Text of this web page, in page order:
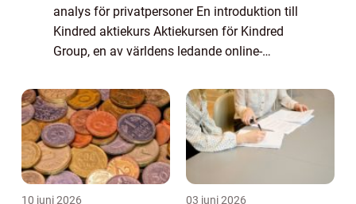
analys för privatpersoner En introduktion till
Kindred aktiekurs Aktiekursen för Kindred
Group, en av världens ledande online-
intresset hos många privatpersoner. I den...
10 juni 2026 03 juni 2026